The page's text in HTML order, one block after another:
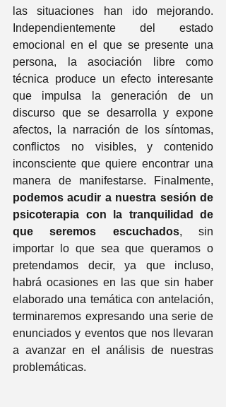
las situaciones han ido mejorando.
Independientemente del estado
emocional en el que se presente una
persona, la asociación libre como
técnica produce un efecto interesante
que impulsa la generación de un
discurso que se desarrolla y expone
afectos, la narración de los síntomas,
conflictos no visibles, y contenido
inconsciente que quiere encontrar una
podemos acudir a nuestra sesión de
psicoterapia con la tranquilidad de
que seremos escuchados, sin
importar lo que sea que queramos o
pretendamos decir, ya que incluso,
habrá ocasiones en las que sin haber
elaborado una temática con antelación,
terminaremos expresando una serie de
enunciados y eventos que nos llevaran
a avanzar en el análisis de nuestras
problemáticas.